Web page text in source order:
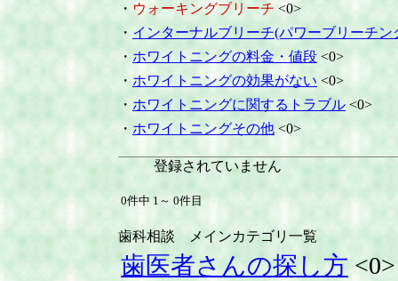
・ ウォーキングブリーチ <0>
・ インターナルブリーチ(パワーブリーチン
・ ホワイトニングの料金・値段 <0>
・ ホワイトニングの効果がない <0>
・ ホワイトニングに関するトラブル <0>
・ ホワイトニングその他 <0>
登録されていません
0件中 1～ 0件目
歯科相談 メインカテゴリ一覧
歯医者さんの探し方 <0>